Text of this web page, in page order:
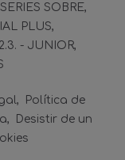
SOBRE
PLUS
- JUNIOR
Política de
Desistir de un